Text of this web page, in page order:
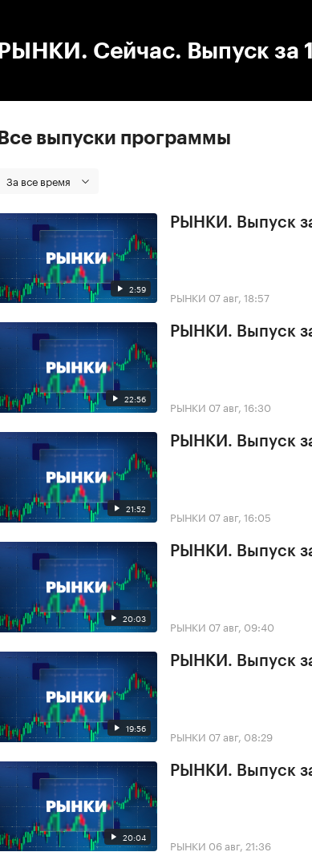
РЫНКИ. Сейчас. Выпуск за
Все выпуски программы
За все время
2:59
РЫНКИ. Выпуск
РЫНКИ 07 авг, 18:57
22:56
РЫНКИ. Выпуск
РЫНКИ 07 авг, 16:30
21:52
РЫНКИ. Выпуск
РЫНКИ 07 авг, 16:05
20:03
РЫНКИ. Выпуск
РЫНКИ 07 авг, 09:40
19:56
РЫНКИ. Выпуск
РЫНКИ 07 авг, 08:29
20:04
РЫНКИ. Выпуск
РЫНКИ 06 авг, 21:36